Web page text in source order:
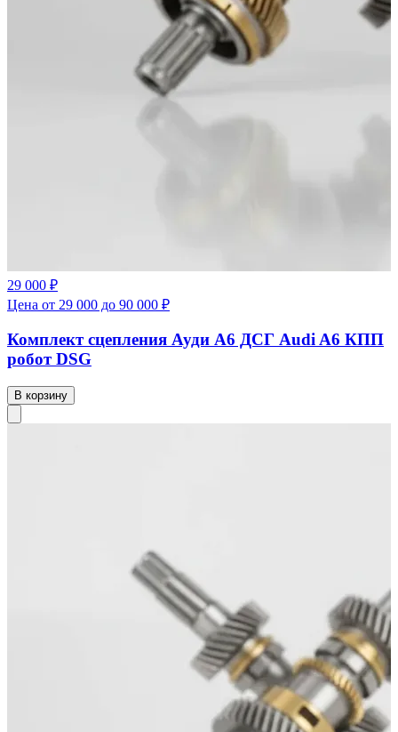
29 000 ₽
Цена от 29 000 до 90 000 ₽
Комплект сцепления Ауди А6 ДСГ Audi A6 КПП
робот DSG
В корзину